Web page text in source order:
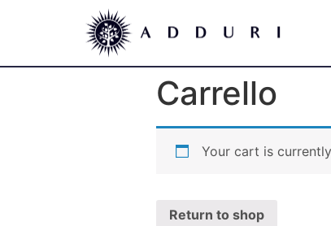
Carrello
Your cart is
Return to shop